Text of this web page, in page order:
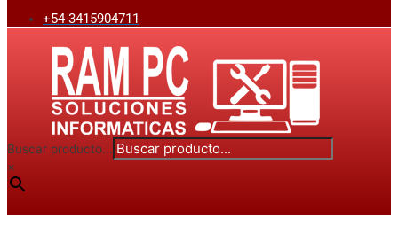
+54-3415904711
Buscar producto...
×